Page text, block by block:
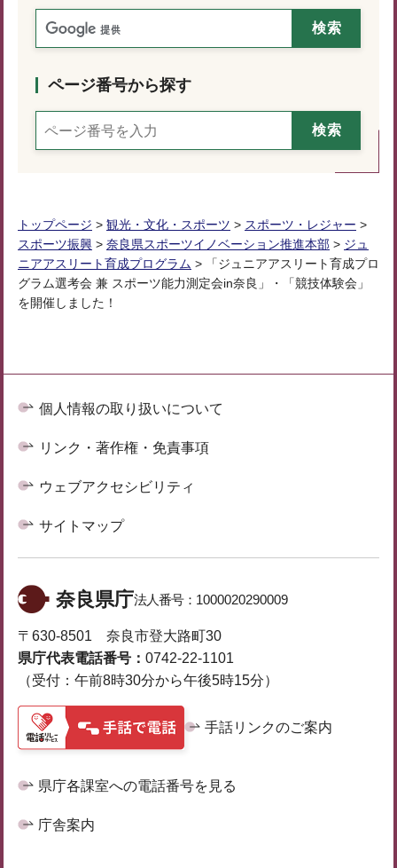
ページ番号から探す
トップページ > 観光・文化・スポーツ > スポーツ・レジャー >
スポーツ振興 > 奈良県スポーツイノベーション推進本部 > ジュ
ニアアスリート育成プログラム > 「ジュニアアスリート育成プロ
グラム選考会 兼 スポーツ能力測定会in奈良」・「競技体験会」
を開催しました！
個人情報の取り扱いについて
リンク・著作権・免責事項
ウェブアクセシビリティ
サイトマップ
奈良県庁法人番号： 1000020290009
〒630-8501 奈良市登大路町30
県庁代表電話番号： 0742-22-1101
（受付：午前8時30分から午後5時15分）
手話リンクのご案内
県庁各課室への電話番号を見る
庁舎案内